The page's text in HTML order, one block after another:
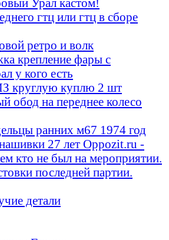
Урал кастом!
гтц или гтц в сборе
ретро и волк
крепление фары с
у кого есть
круглую куплю 2 шт
обод на переднее колесо
ранних м67 1974 год
27 лет Oppozit.ru -
кто не был на мероприятии.
последней партии.
детали